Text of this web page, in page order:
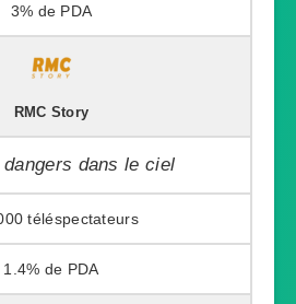
3%
RMC Story
dangers dans le ciel
1.4%